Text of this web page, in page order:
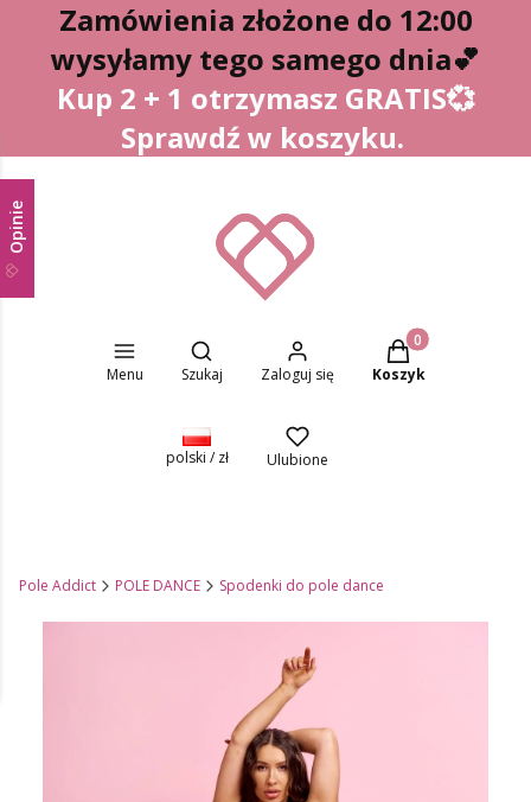
Zamówienia złożone do 12:00
wysyłamy tego samego dnia💕
Kup 2 + 1 otrzymasz GRATIS💞
Sprawdź w koszyku.
Menu
Otwórz wyszukiwarkę
Szukaj Zaloguj się
Produkty w
Koszyk
polski / zł Ulubione
Pole Addict POLE DANCE Spodenki do pole dance
Opinie